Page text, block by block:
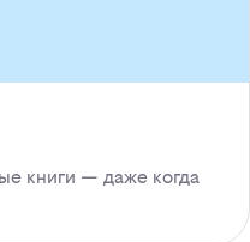
книги — даже когда